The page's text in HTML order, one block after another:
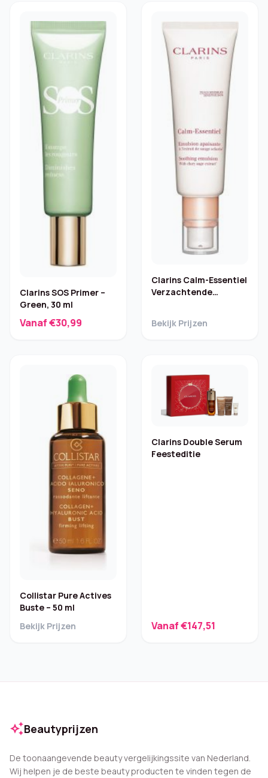
Clarins SOS Primer –
Green, 30 ml
Vanaf €30,99
Clarins Calm-Essentiel
Verzachtende
Bekijk Prijzen
Collistar Pure Actives
Buste – 50 ml
Bekijk Prijzen
Clarins Double Serum
Feesteditie
Vanaf €147,51
auto_awesomeBeautyprijzen
De toonaangevende beauty vergelijkingssite van Nederland.
Wij helpen je de beste beauty producten te vinden tegen de